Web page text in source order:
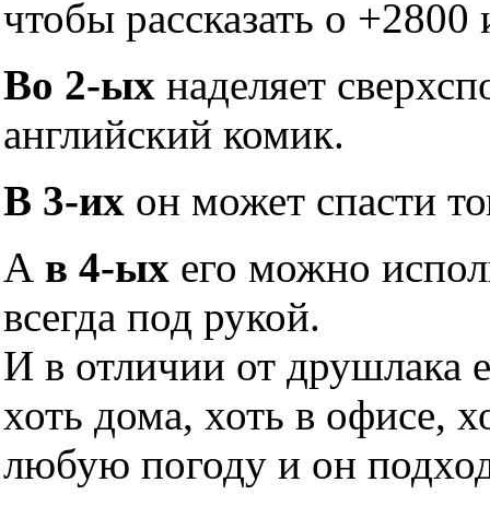
чтобы рассказать о +2800
Во 2-ых наделяет
английский комик.
В 3-их он может спасти
А в 4-ых его можно
всегда под рукой.
И в отличии от друшлака
хоть дома, хоть в офисе,
любую погоду и он